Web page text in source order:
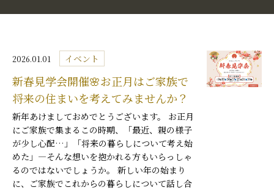
2026.01.01 イベント
新春見学会開催🌸お正月はご家族で
将来の住まいを考えてみませんか？
新年あけましておめでとうございます。 お正月
にご家族で集まるこの時期、「最近、親の様子
が少し心配…」「将来の暮らしについて考え始
めた」―そんな想いを抱かれる方もいらっしゃ
るのではないでしょうか。 新しい年の始まり
に、ご家族でこれからの暮らしについて話し合